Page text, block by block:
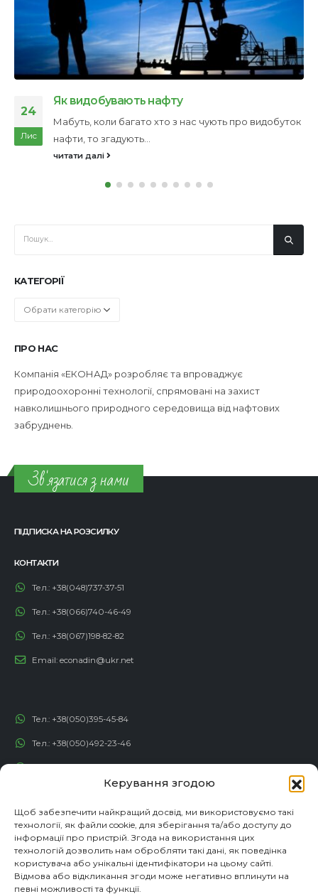
Керування згодою
Щоб забезпечити найкращий досвід, ми використовуємо такі
технології, як файли cookie, для зберігання та/або доступу до
інформації про пристрій. Згода на використання цих
технологій дозволить нам обробляти такі дані, як поведінка
користувача або унікальні ідентифікатори на цьому сайті.
Відмова або відкликання згоди може негативно вплинути на
певні можливості та функції.
24
Лис
Як видобувають нафту
Мабуть, коли багато хто з нас чують про видобуток
нафти, то згадують...
читати далі
КАТЕГОРІЇ
Категорії
ПРО НАС
Компанія «ЕКОНАД» розробляє та впроваджує
природоохоронні технології, спрямовані на захист
навколишнього природного середовища від нафтових
забруднень.
Зв'язатися з нами
ПІДПИСКА НА РОЗСИЛКУ
КОНТАКТИ
Тел.: +38(048)737-37-51
Тел.: +38(066)740-46-49
Тел.: +38(067)198-82-82
Email: econadin@ukr.net
Тел.: +38(050)395-45-84
Тел.: +38(050)492-23-46
Тел.: +38(050)192-82-82
contact@econadin.com
СОЦІАЛЬНІ МЕРЕЖІ